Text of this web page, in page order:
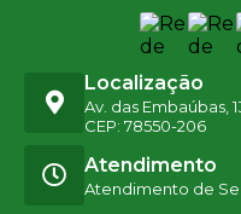
Localização
Av. das Embaúbas,
CEP: 78550-206
Atendimento
Atendimento de